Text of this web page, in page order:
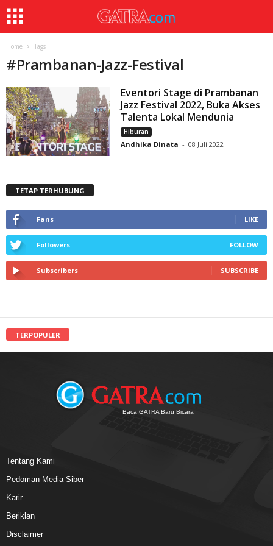
Home Tags
#Prambanan-Jazz-Festival
Eventori Stage di Prambanan
Jazz Festival 2022, Buka Akses
Talenta Lokal Mendunia
Hiburan
Andhika Dinata - 08 Juli 2022
TETAP TERHUBUNG
Fans LIKE
Followers FOLLOW
Subscribers SUBSCRIBE
TERPOPULER
Baca GATRA Baru Bicara
Tentang Kami
Pedoman Media Siber
Karir
Beriklan
Disclaimer